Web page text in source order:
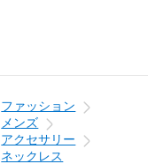
ファッション
メンズ
アクセサリー
ネックレス